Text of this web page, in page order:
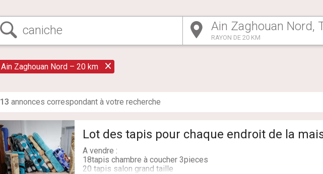
RAYON DE 20 KM
Ain Zaghouan Nord – 20 km
13 annonces correspondant à votre recherche
Lot des tapis pour chaque endroit de la
A vendre :
18tapis chambre à coucher 3pieces
20 tapis salon grand taille